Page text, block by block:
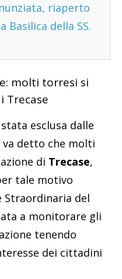
riaperto
Basilica della SS.
molti torresi si
Trecase
esclusa dalle
detto che molti
di Trecase,
tale motivo
Straordinaria del
a monitorare gli
tenendo
dei cittadini